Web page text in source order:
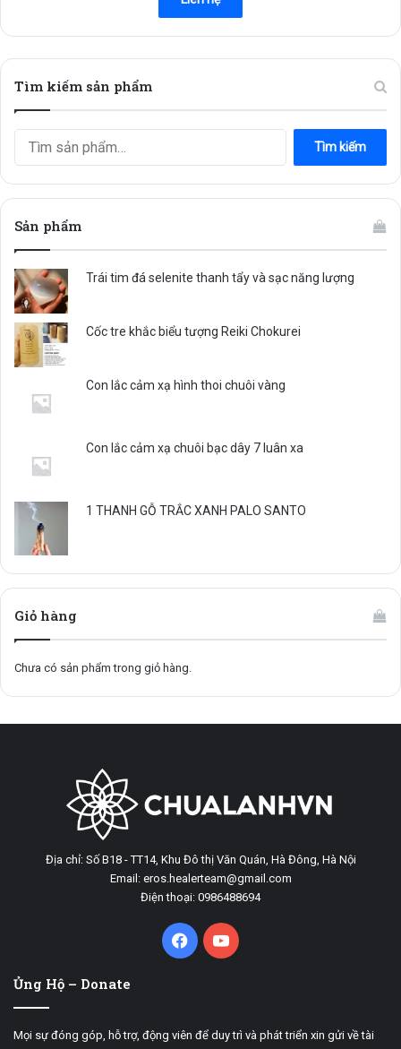
Tìm kiếm sản phẩm
kiếm:
Tìm kiếm
Sản phẩm
Trái tim đá selenite thanh tẩy và sạc năng lượng
Cốc tre khắc biểu tượng Reiki Chokurei
Con lắc cảm xạ hình thoi chuôi vàng
Con lắc cảm xạ chuôi bạc dây 7 luân xa
1 THANH GỖ TRẮC XANH PALO SANTO
Giỏ hàng
Chưa có sản phẩm trong giỏ hàng.
Địa chỉ: Số B18 - TT14, Khu Đô thị Văn Quán, Hà Đông, Hà Nội
Email: eros.healerteam@gmail.com
Điện thoại: 0986488694
FacebookYouTube
Ủng Hộ – Donate
Mọi sự đóng góp, hỗ trợ, động viên để duy trì và phát triển xin gửi về tài